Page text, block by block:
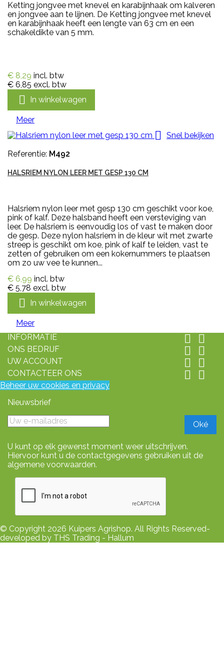
Ketting jongvee met knevel en karabijnhaak om kalveren
en jongvee aan te lijnen. De Ketting jongvee met knevel
en karabijnhaak heeft een lengte van 63 cm en een
schakeldikte van 5 mm.
€ 8,29 incl. btw
€ 6,85 excl. btw
 In winkelwagen
Meer

Snel bekijken
Referentie: M492
HALSRIEM NYLON LEER MET GESP 130 CM
Halsriem nylon leer met gesp 130 cm geschikt voor koe,
pink of kalf. Deze halsband heeft een versteviging van
leer. De halsriem is eenvoudig los of vast te maken door
de gesp. Deze nylon halsriem in de kleur wit met zwarte
streep is geschikt om koe, pink of kalf te leiden, vast te
zetten of gebruiken om een kokernummers te plaatsen
om zo uw vee te kunnen...
€ 6,99 incl. btw
€ 5,78 excl. btw
 In winkelwagen
Meer
INFORMATIE
 
ONS BEDRIJF  
UW ACCOUNT  
CONTACTEER ONS  
Beheer uw cookies en privacy
Nieuwsbrief
U kunt op elk gewenst moment weer uitschrijven.
Hiervoor kunt u de contactgegevens gebruiken uit de
algemene voorwaarden.
© Copyright 2026 Kuipers Agrishop. All Rights Reserved-
developed by THS Trading - Hallum